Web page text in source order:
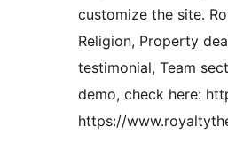
customize the site.
Religion, Property
testimonial, Team
demo, check here:
https://